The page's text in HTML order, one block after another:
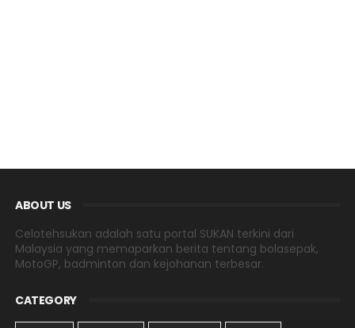
ABOUT US
Celotehsukan adalah satu portal SUKAN terkini dari
Malaysia yang memaparkan berita tentang bolasepak,
MotoGP, badminton dan kejohanan terbesar.
CATEGORY